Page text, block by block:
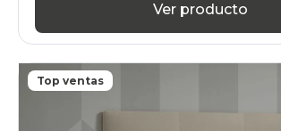
Ver producto
Top ventas